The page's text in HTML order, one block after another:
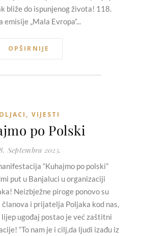
bliže do ispunjenog života! 118.
emisije „Mala Evropa“...
OPŠIRNIJE
, VIJESTI
po Polski
Septembra 2025.
“Kuhajmo po polski”
put u Banjaluci u organizaciji
Neizbježne piroge ponovo su
i prijatelja Poljaka kod nas,
ugođaj postao je već zaštitni
“To nam je i cilj,da ljudi izađu iz